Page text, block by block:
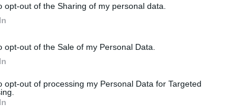
opt-out of the Sharing of my personal data.
opt-out of the Sale of my Personal Data.
opt-out of processing my Personal Data for Targeted
de 29 ans, célibataire, sont scolarisées dans
dans un établissement scolaire où il exerçait
samedi à Saint-Malo suite à l’ouverture d’une
sur mineurs de moins de 15 ans par une
ces deux dernières années dans cette école où il
une partie des faits qui lui sont reprochés.